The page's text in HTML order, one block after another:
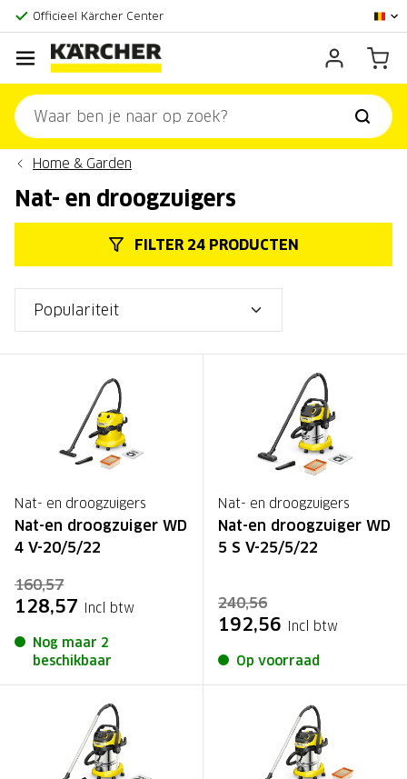
Officieel Kärcher Center
Klantenscore: 9,3/10
Home & Garden
Nat- en droogzuigers
FILTER 24 PRODUCTEN
Nat- en droogzuigers
Nat-en droogzuiger WD
4 V-20/5/22
160,57
128,57 Incl btw
Nog maar 2
beschikbaar
Nat- en droogzuigers
Nat-en droogzuiger WD
5 S V-25/5/22
240,56
192,56 Incl btw
Op voorraad